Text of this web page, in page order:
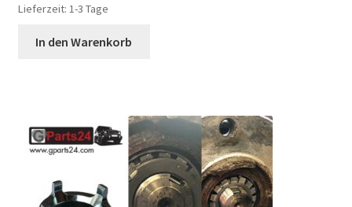
Lieferzeit: 1-3 Tage
In den Warenkorb